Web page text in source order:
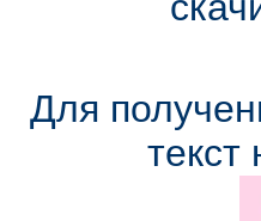
Для
текст